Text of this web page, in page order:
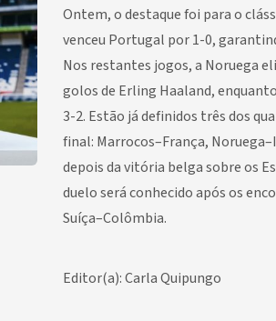
Ontem, o destaque foi para o
venceu Portugal por 1-0,
Nos restantes jogos, a Noruega
golos de Erling Haaland,
3-2. Estão já definidos três dos
final: Marrocos–França,
depois da vitória belga sobre os
duelo será conhecido após os
Suíça–Colômbia.
Editor(a): Carla Quipungo